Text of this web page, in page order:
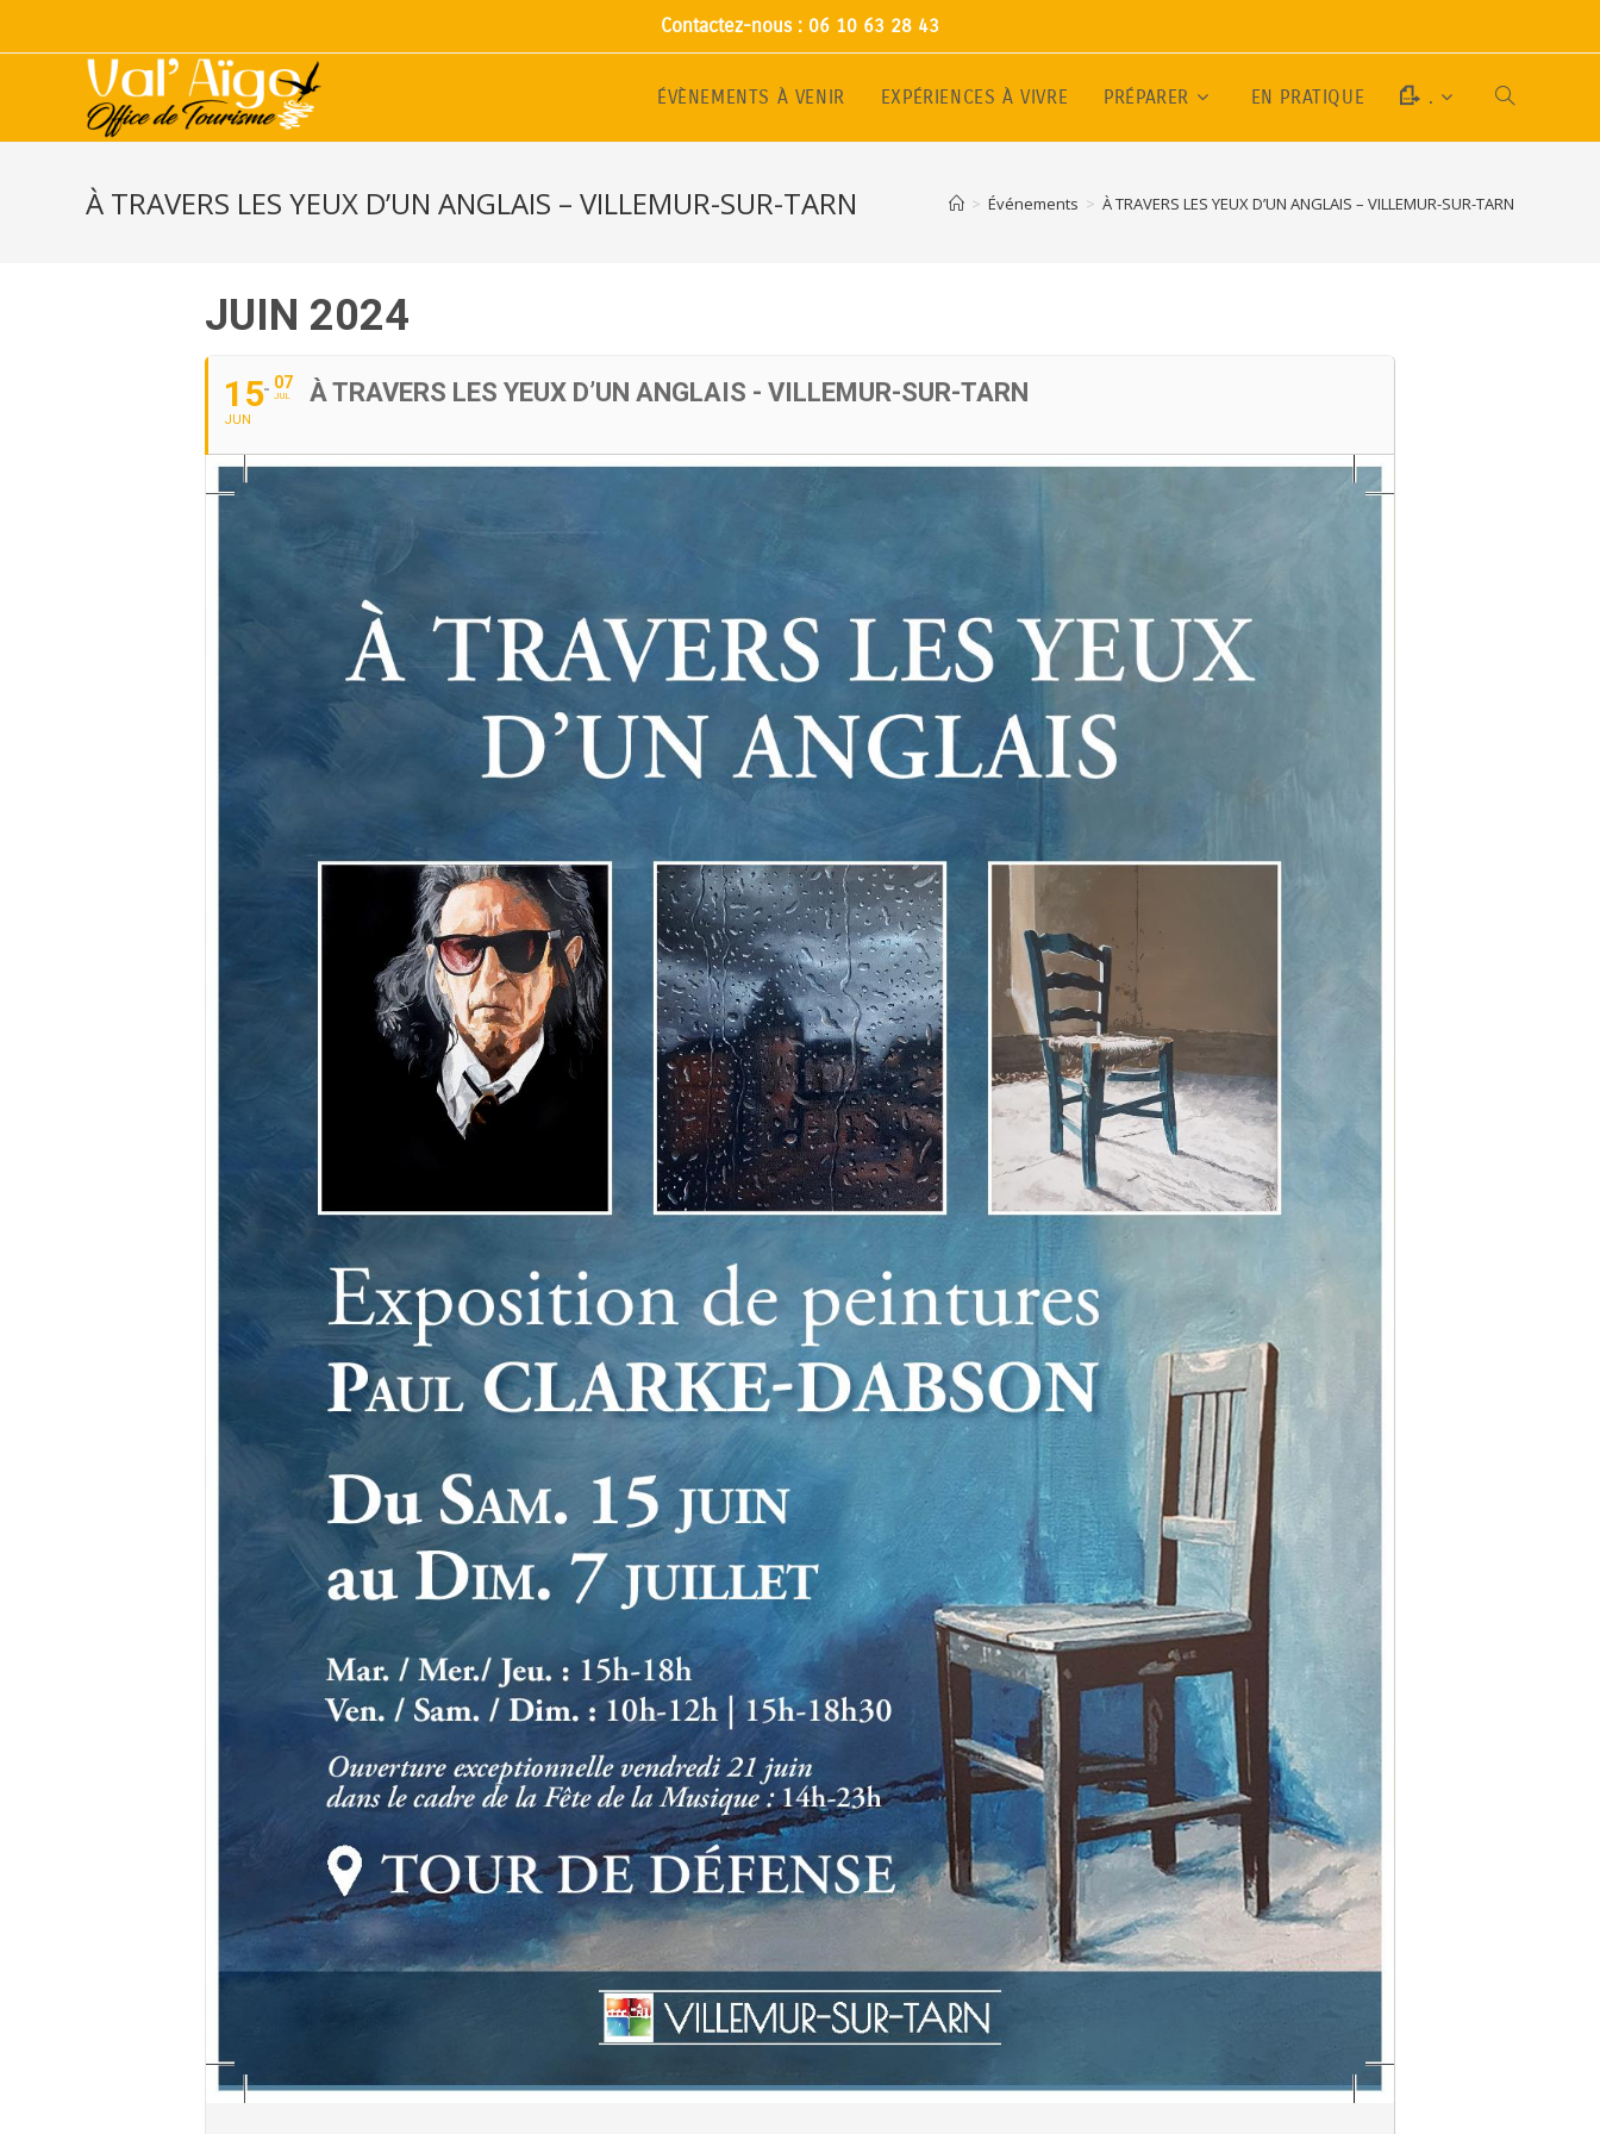
Contactez-nous : 06 10 63 28 43
ÉVÈNEMENTS À VENIR EXPÉRIENCES À VIVRE PRÉPARER EN PRATIQUE .
À TRAVERS LES YEUX D’UN ANGLAIS – VILLEMUR-SUR-TARN > Événements > À TRAVERS LES YEUX D’UN ANGLAIS – VILLEMUR-SUR-TARN
JUIN 2024
15
JUN
07
JUL À TRAVERS LES YEUX D’UN ANGLAIS - VILLEMUR-SUR-TARN